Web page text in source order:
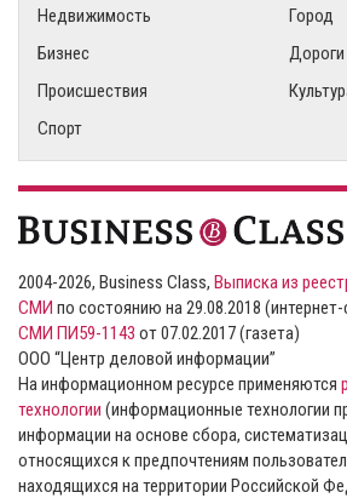
Недвижимость
Город
Бизнес
Дороги
Происшествия
Спорт
2004-2026, Business Class, Выписка из
СМИ по состоянию на 29.08.2018 (интернет-
СМИ ПИ59-1143 от 07.02.2017 (газета)
ООО “Центр деловой информации”
На информационном ресурсе применяются
технологии (информационные технологии
информации на основе сбора,
относящихся к предпочтениям
находящихся на территории Российской